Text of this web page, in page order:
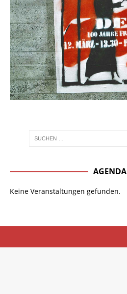
AGENDA
Keine Veranstaltungen gefunden.